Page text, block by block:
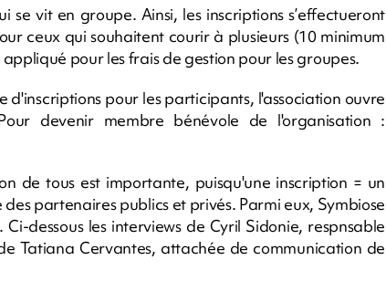
vit en groupe. Ainsi, les inscriptions s’effectueront
ceux qui souhaitent courir à plusieurs (10 minimum
pour les frais de gestion pour les groupes.
pour les participants, l'association ouvre
devenir membre bénévole de l'organisation :
de tous est importante, puisqu'une inscription = un
partenaires publics et privés. Parmi eux, Symbiose
dessous les interviews de Cyril Sidonie, respnsable
Tatiana Cervantes, attachée de communication de